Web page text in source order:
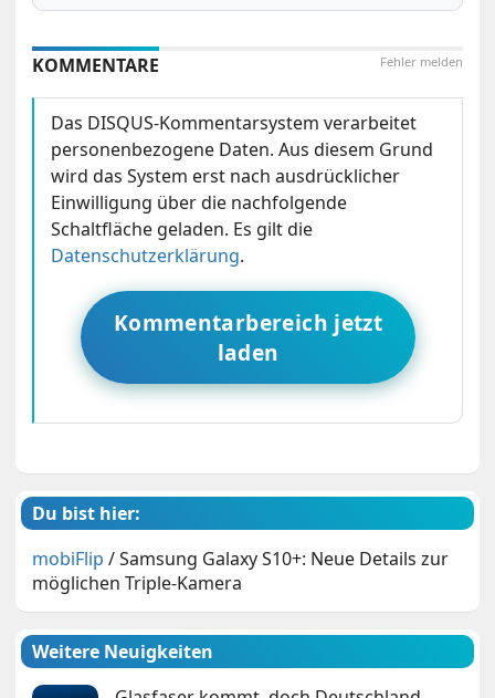
Fehler melden
KOMMENTARE
Das DISQUS-Kommentarsystem verarbeitet
personenbezogene Daten. Aus diesem Grund
wird das System erst nach ausdrücklicher
Einwilligung über die nachfolgende
Schaltfläche geladen. Es gilt die
Datenschutzerklärung.
Kommentarbereich jetzt
laden
Du bist hier:
mobiFlip /Samsung Galaxy S10+: Neue Details zur
möglichen Triple-Kamera
Weitere Neuigkeiten